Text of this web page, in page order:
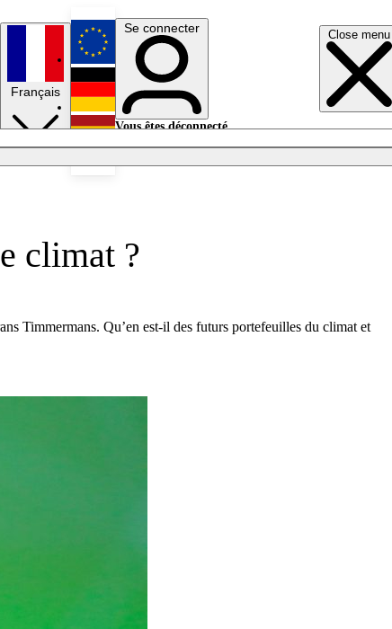
Close menu
Français
English
Deutsch
Se connecter
Vous êtes déconnecté.
climat ?
Timmermans. Qu’en est-il des futurs portefeuilles du climat et